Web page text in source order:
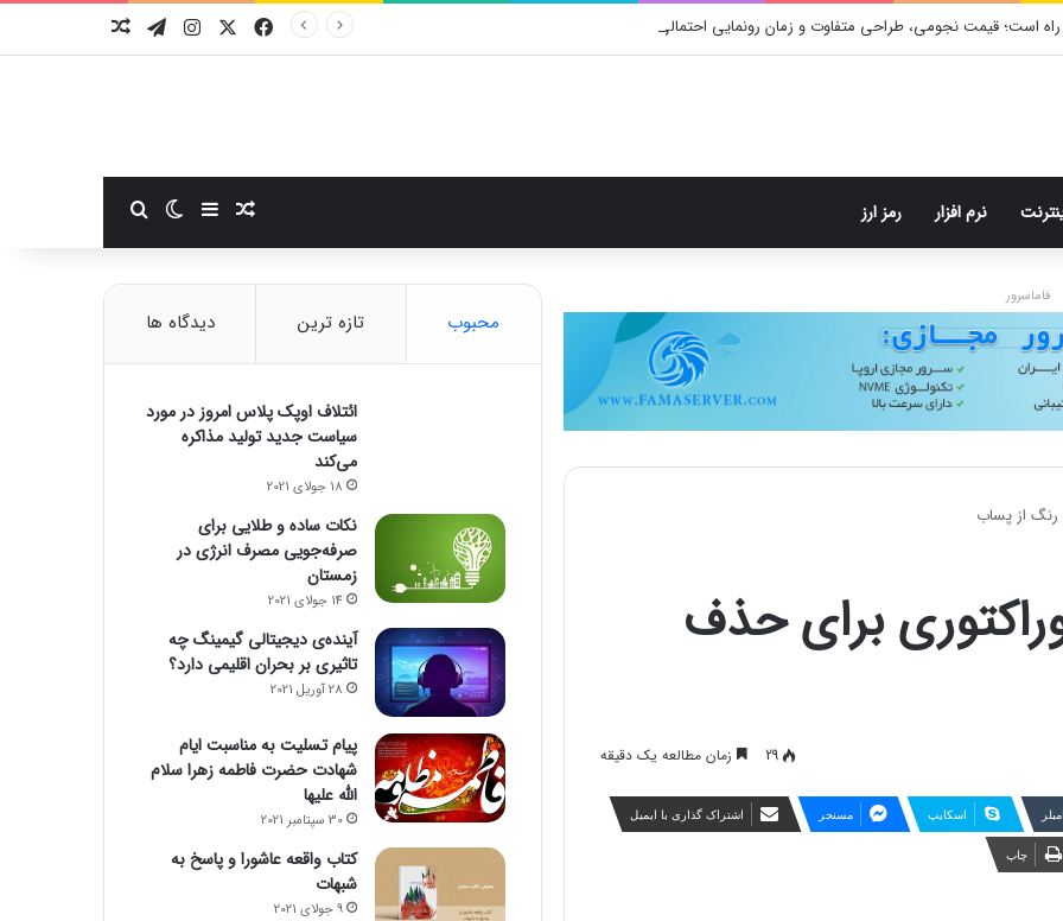
است؛ قیمت نجومی، طراحی متفاوت و زمان رونمایی احتمالی فیسبوکایکس اینستاگرام
تلگرام
نرم افزار رمز ارز نوشته تصادفی
سایدبارتغییر پوسته
فاماسرور
از پساب
برای حذف
29 زمان مطالعه یک دقیقه
اسکایپ مسنجر اشتراک گذاری با ایمیل
چاپ
محبوب تازه ترین دیدگاه ها
ائتلاف اوپک پلاس امروز در مورد
سیاست جدید تولید مذاکره
می‌کند
18 جولای 2021
نکات ساده و طلایی برای
صرفه‌جویی مصرف انرژی در
زمستان
14 جولای 2021
آینده‌ی دیجیتالی گیمینگ چه
تاثیری بر بحران اقلیمی دارد؟
28 آوریل 2021
پیام تسلیت به مناسبت ایام
شهادت حضرت فاطمه زهرا سلام
الله علیها
30 سپتامبر 2021
کتاب واقعه عاشورا و پاسخ به
شبهات
9 جولای 2021